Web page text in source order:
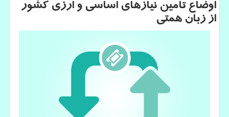
اوضاع تامین نیازهای اساسی و ارزی كشور
از زبان همتی